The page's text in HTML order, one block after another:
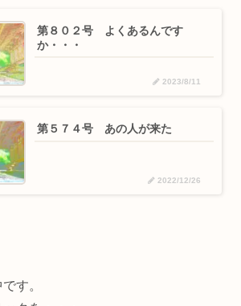
第８０２号 よくあるんです
か・・・
2023/8/11
第５７４号 あの人が来た
2022/12/26
す。